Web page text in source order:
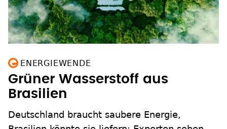
ENERGIEWENDE
Grüner Wasserstoff aus
Brasilien
Deutschland braucht saubere Energie,